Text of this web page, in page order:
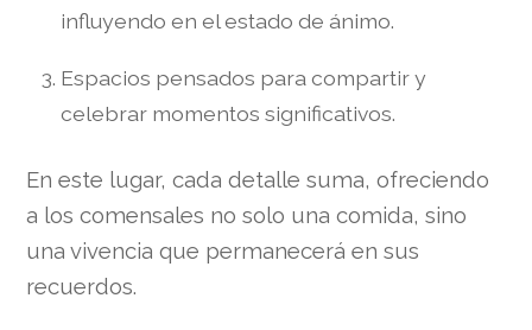
influyendo en el estado de ánimo.
Espacios pensados para compartir y
celebrar momentos significativos.
En este lugar, cada detalle suma, ofreciendo
a los comensales no solo una comida, sino
una vivencia que permanecerá en sus
recuerdos.